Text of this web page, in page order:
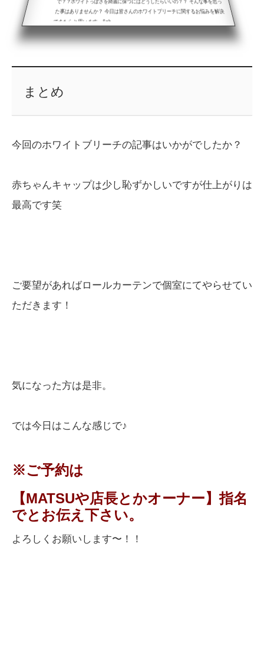
で？？ホワイトっぽさを綺麗に保つにはどうしたらいいの？？ そんな事を思っ
た事はありませんか？ 今日は皆さんのホワイトブリーチに関するお悩みを解決
できたらと思います。&nb...
まとめ
今回のホワイトブリーチの記事はいかがでしたか？
赤ちゃんキャップは少し恥ずかしいですが仕上がりは
最高です笑
ご要望があればロールカーテンで個室にてやらせてい
ただきます！
気になった方は是非。
では今日はこんな感じで♪
※ご予約は
【MATSUや店長とかオーナー】指名
でとお伝え下さい。
よろしくお願いします〜！！